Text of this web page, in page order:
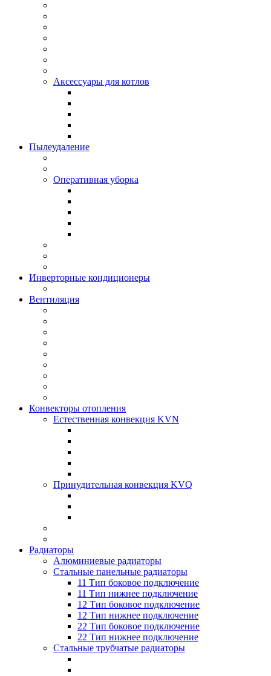
Аксессуары для котлов
Пылеудаление
Оперативная уборка
Инверторные кондиционеры
Вентиляция
Конвекторы отопления
Естественная конвекция KVN
Принудительная конвекция KVQ
Радиаторы
Алюминиевые радиаторы
Стальные панельные радиаторы
11 Тип боковое подключение
11 Тип нижнее подключение
12 Тип боковое подключение
12 Тип нижнее подключение
22 Тип боковое подключение
22 Тип нижнее подключение
Стальные трубчатые радиаторы